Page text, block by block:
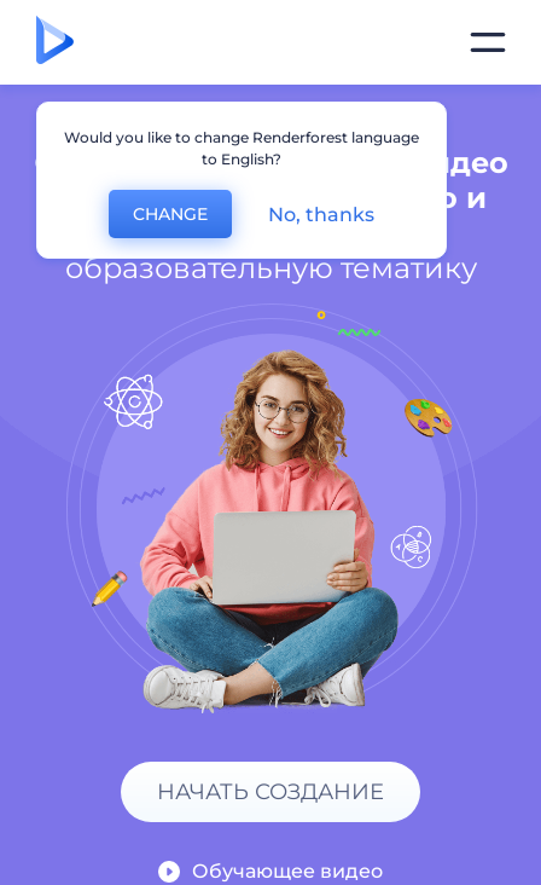
Создайте оригинальные
видео
уроки, обучающие видео и
другие роликина
образовательную тематику
НАЧАТЬ СОЗДАНИЕ
Обучающее видео
Would you like to change Renderforest language
to English?
CHANGE No, thanks